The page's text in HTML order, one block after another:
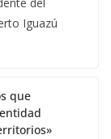
Iguazú
que